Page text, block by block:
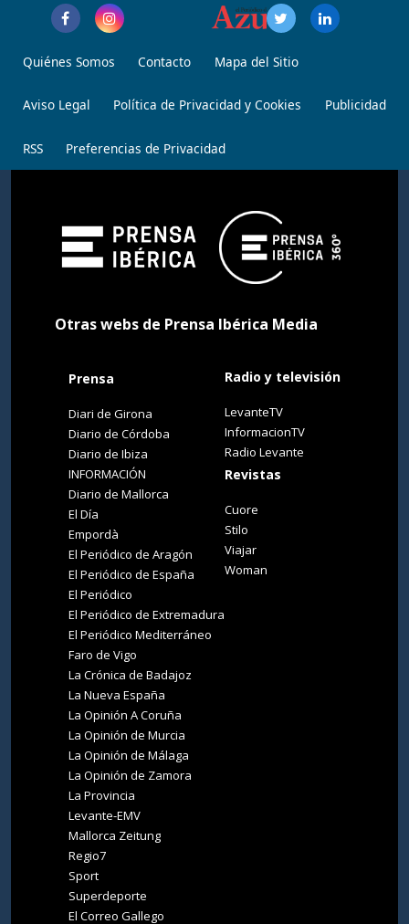
Quiénes Somos Contacto Mapa del Sitio
Aviso Legal Política de Privacidad y Cookies Publicidad
RSS Preferencias de Privacidad
Otras webs de Prensa Ibérica Media
Prensa
Diari de Girona
Diario de Córdoba
Diario de Ibiza
INFORMACIÓN
Diario de Mallorca
El Día
Empordà
El Periódico de Aragón
El Periódico de España
El Periódico
El Periódico de Extremadura
El Periódico Mediterráneo
Faro de Vigo
La Crónica de Badajoz
La Nueva España
La Opinión A Coruña
La Opinión de Murcia
La Opinión de Málaga
La Opinión de Zamora
La Provincia
Levante-EMV
Mallorca Zeitung
Regio7
Sport
Superdeporte
El Correo Gallego
Radio y televisión
LevanteTV
InformacionTV
Radio Levante
Revistas
Cuore
Stilo
Viajar
Woman